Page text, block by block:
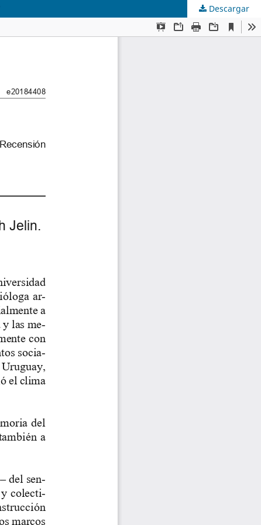
Descargar